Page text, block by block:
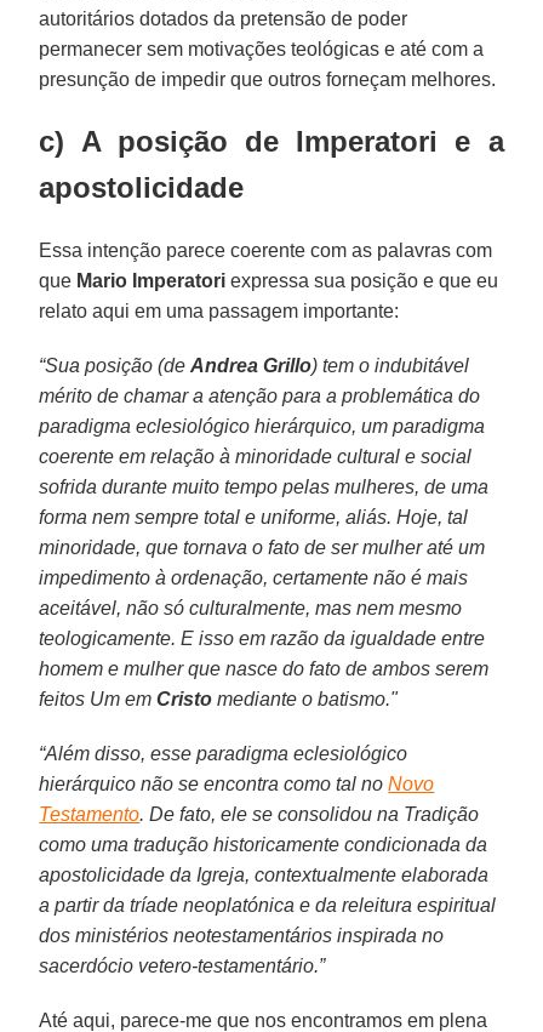
autoritários dotados da pretensão de poder
permanecer sem motivações teológicas e até com a
presunção de impedir que outros forneçam melhores.
c) A posição de Imperatori e a
apostolicidade
Essa intenção parece coerente com as palavras com
que Mario Imperatori expressa sua posição e que eu
relato aqui em uma passagem importante:
“Sua posição (deAndrea Grillo) tem o indubitável
mérito de chamar a atenção para a problemática do
paradigma eclesiológico hierárquico, um paradigma
coerente em relação à minoridade cultural e social
sofrida durante muito tempo pelas mulheres, de uma
forma nem sempre total e uniforme, aliás. Hoje, tal
minoridade, que tornava o fato de ser mulher até um
impedimento à ordenação, certamente não é mais
aceitável, não só culturalmente, mas nem mesmo
teologicamente. E isso em razão da igualdade entre
homem e mulher que nasce do fato de ambos serem
feitos Um emCristo mediante o batismo."
“Além disso, esse paradigma eclesiológico
hierárquico não se encontra como tal noNovo
Testamento. De fato, ele se consolidou na Tradição
como uma tradução historicamente condicionada da
apostolicidade da Igreja, contextualmente elaborada
a partir da tríade neoplatónica e da releitura espiritual
dos ministérios neotestamentários inspirada no
sacerdócio vetero-testamentário.”
Até aqui, parece-me que nos encontramos em plena